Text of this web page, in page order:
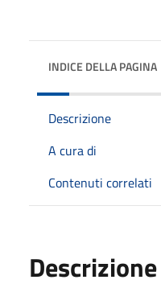
INDICE DELLA PAGINA
Descrizione
A cura di
Contenuti correlati
Descrizione